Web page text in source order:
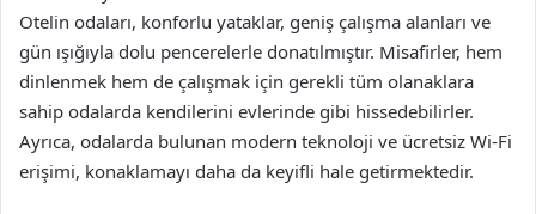
Otelin odaları, konforlu yataklar, geniş çalışma alanları ve
gün ışığıyla dolu pencerelerle donatılmıştır. Misafirler, hem
dinlenmek hem de çalışmak için gerekli tüm olanaklara
sahip odalarda kendilerini evlerinde gibi hissedebilirler.
Ayrıca, odalarda bulunan modern teknoloji ve ücretsiz Wi-Fi
erişimi, konaklamayı daha da keyifli hale getirmektedir.